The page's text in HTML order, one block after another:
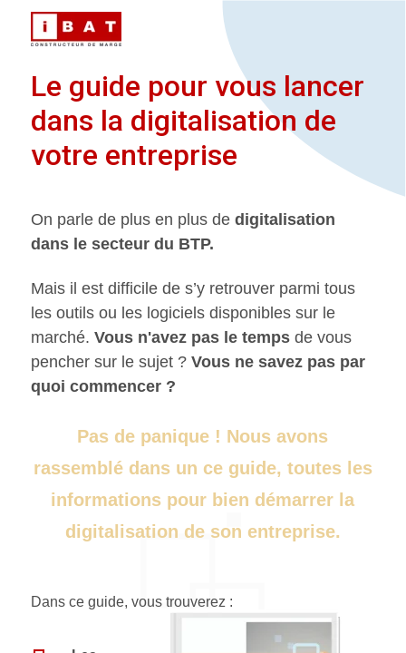
Le guide pour vous lancer
dans la digitalisation de
votre entreprise
On parle de plus en plus de digitalisation
dans le secteur du BTP.
Mais il est difficile de s’y retrouver parmi tous
les outils ou les logiciels disponibles sur le
marché. Vous n'avez pas le tempsde vous
pencher sur le sujet ? Vous ne savez pas par
quoi commencer ?
Pas de panique ! Nous avons
rassemblé dans un ce guide, toutes les
informations pour bien démarrer la
digitalisation de son entreprise.
Dans ce guide, vous trouverez :